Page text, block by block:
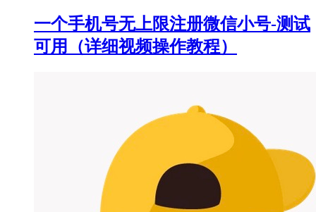
一个手机号无上限注册微信小号-测试
可用（详细视频操作教程）